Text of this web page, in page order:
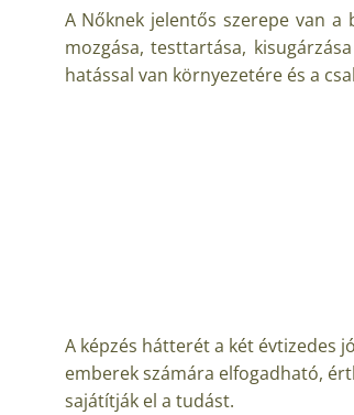
A Nőknek jelentős szerepe van a
mozgása, testtartása,
hatással van környezetére és a
A képzés hátterét a két évtizedes
emberek számára elfogadható,
sajátítják el a tudást.